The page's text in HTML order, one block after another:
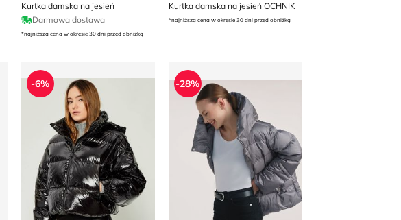
Kurtka damska na jesień
Darmowa dostawa
*najniższa cena w okresie 30 dni przed obniżką
Kurtka damska na jesień OCHNIK
*najniższa cena w okresie 30 dni przed obniżką
Kurtka damska jesienna Michael Kors
-6%
Kurtka damska na wiosnę jesienna OCHNIK
-28%